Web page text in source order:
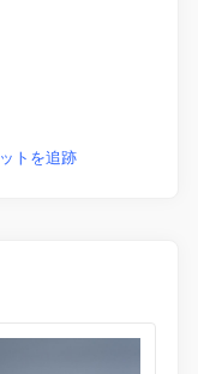
トを追跡